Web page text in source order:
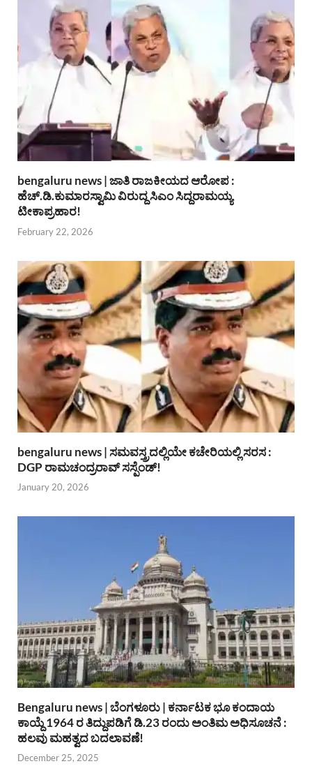
bengaluru news | ಜಾತಿ ರಾಜಕೀಯದ ಆರೋಪ :
ಹೆಚ್.ಡಿ.ಕುಮಾರಸ್ವಾಮಿ ವಿರುದ್ದ ಸಿಎಂ ಸಿದ್ದರಾಮಯ್ಯ
ಟೀಕಾಪ್ರಹಾರ!
February 22, 2026
bengaluru news | ಸಮವಸ್ತ್ರದಲ್ಲಿಯೇ ಕಚೇರಿಯಲ್ಲಿ ಸರಸ :
DGP ರಾಮಚಂದ್ರರಾವ್ ಸಸ್ಪೆಂಡ್!
January 20, 2026
Bengaluru news | ಬೆಂಗಳೂರು | ಕರ್ನಾಟಕ ಭೂ ಕಂದಾಯ
ಕಾಯ್ದೆ 1964 ರ ತಿದ್ದುಪಡಿಗೆ ಡಿ.23 ರಂದು ಅಂತಿಮ ಅಧಿಸೂಚನೆ :
ಹಲವು ಮಹತ್ವದ ಬದಲಾವಣೆ!
December 25, 2025